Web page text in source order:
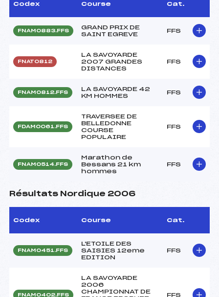
Codex Course Cat.
FNAM0883.FFS
GRAND PRIX DE
SAINT EGREVE
FFS
FNAT0812
LA SAVOYARDE
2007 GRANDES
DISTANCES
FFS
FNAM0812.FFS
LA SAVOYARDE 42
KM HOMMES
FFS
FDAM0061.FFS
TRAVERSEE DE
BELLEDONNE
COURSE
POPULAIRE
FFS
FNAM0514.FFS
Marathon de
Bessans 21 km
hommes
FFS
Résultats Nordique 2006
Codex Course Cat.
FNAM0451.FFS
L'ETOILE DES
SAISIES 12eme
EDITION
FFS
FNAM0402.FFS
LA SAVOYARDE
2006
CHAMPIONNAT DE
FFS